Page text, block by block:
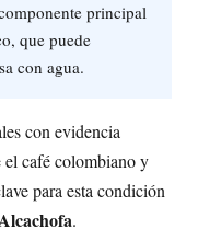
principal
que puede
con agua.
con evidencia
el café colombiano y
para esta condición
.